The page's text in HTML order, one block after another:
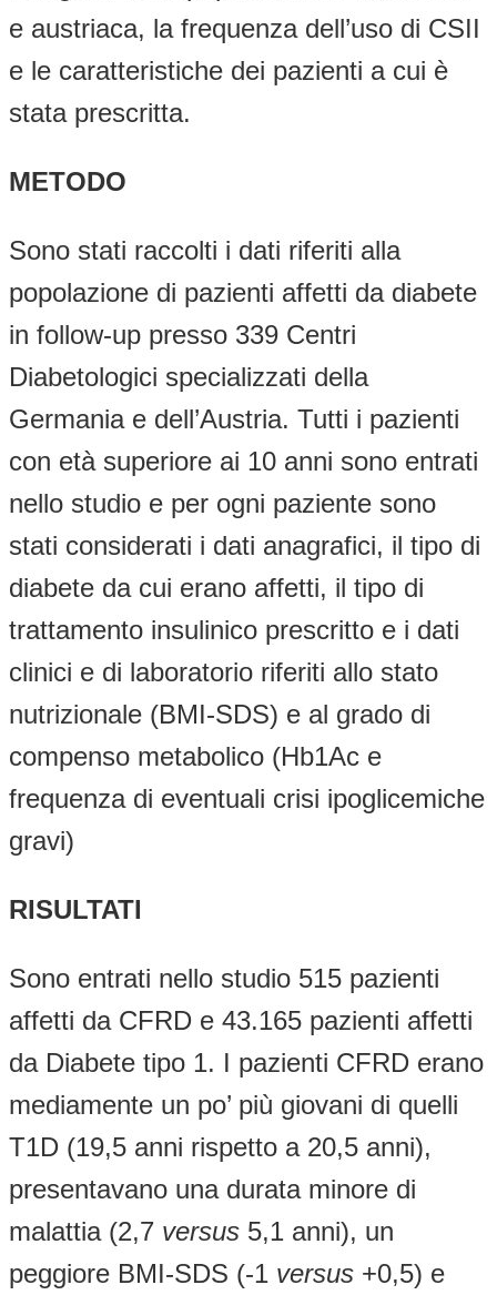
e austriaca, la frequenza dell’uso di CSII
e le caratteristiche dei pazienti a cui è
stata prescritta.
METODO
Sono stati raccolti i dati riferiti alla
popolazione di pazienti affetti da diabete
in follow-up presso 339 Centri
Diabetologici specializzati della
Germania e dell’Austria. Tutti i pazienti
con età superiore ai 10 anni sono entrati
nello studio e per ogni paziente sono
stati considerati i dati anagrafici, il tipo di
diabete da cui erano affetti, il tipo di
trattamento insulinico prescritto e i dati
clinici e di laboratorio riferiti allo stato
nutrizionale (BMI-SDS) e al grado di
compenso metabolico (Hb1Ac e
frequenza di eventuali crisi ipoglicemiche
gravi)
RISULTATI
Sono entrati nello studio 515 pazienti
affetti da CFRD e 43.165 pazienti affetti
da Diabete tipo 1. I pazienti CFRD erano
mediamente un po’ più giovani di quelli
T1D (19,5 anni rispetto a 20,5 anni),
presentavano una durata minore di
malattia (2,7 versus 5,1 anni), un
peggiore BMI-SDS (-1 versus +0,5) e